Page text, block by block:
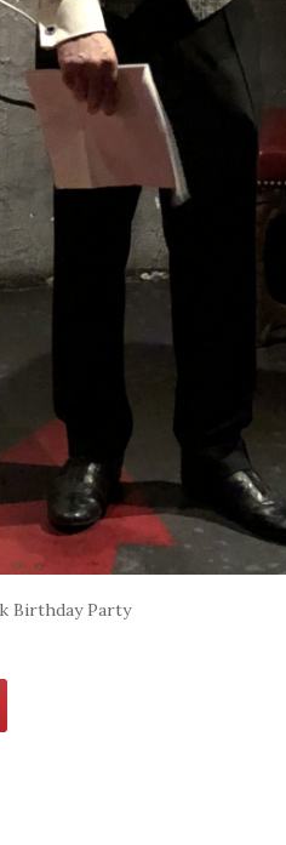
Birthday Party